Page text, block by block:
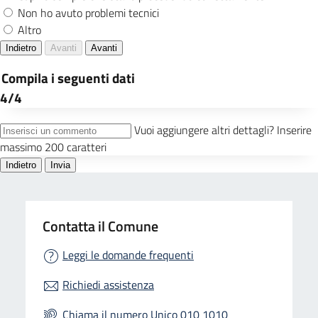
Contatta il Comune
Leggi le domande frequenti
Richiedi assistenza
Chiama il numero Unico 010 1010